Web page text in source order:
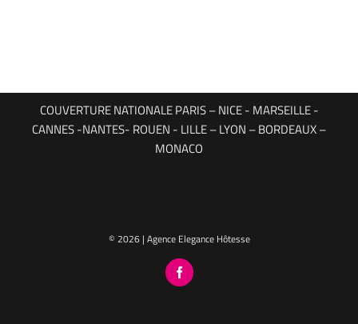
COUVERTURE NATIONALE PARIS – NICE - MARSEILLE -
CANNES -NANTES- ROUEN - LILLE – LYON – BORDEAUX –
MONACO
© 2026 | Agence Elegance Hôtesse
Facebook